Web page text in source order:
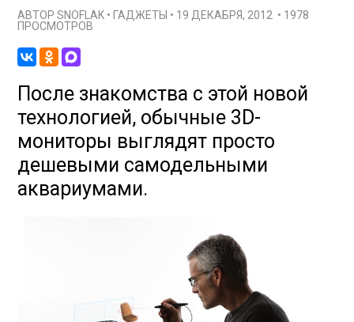
АВТОРSNOFLAK • ГАДЖЕТЫ • 19 ДЕКАБРЯ, 2012 • 1978
ПРОСМОТРОВ
После знакомства с этой новой
технологией, обычные 3D-
мониторы выглядят просто
дешевыми самодельными
аквариумами.